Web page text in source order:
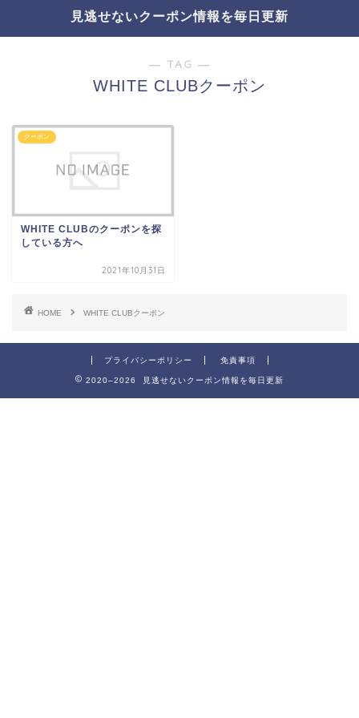
見逃せないクーポン情報を毎日更新
― TAG ―
WHITE CLUBクーポン
クーポン
WHITE CLUBのクーポンを探
している方へ
2021年10月31日
HOME WHITE CLUBクーポン
プライバシーポリシー 免責事項
2020–2026 見逃せないクーポン情報を毎日更新